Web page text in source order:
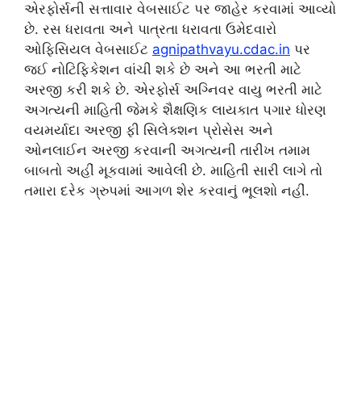
એરફોર્સની સત્તાવાર વેબસાઈટ પર જાહેર કરવામાં આવ્યો
છે. રસ ધરાવતા અને પાત્રતા ધરાવતા ઉમેદવારો
ઓફિસિયલ વેબસાઈટ agnipathvayu.cdac.in પર
જઈ નોટિફિકેશન વાંચી શકે છે અને આ ભરતી માટે
અરજી કરી શકે છે. એરફોર્સ અગ્નિવર વાયુ ભરતી માટે
અગત્યની માહિતી જેમકે શૈક્ષણિક લાયકાત પગાર ધોરણ
વયમર્યાદા અરજી ફી સિલેક્શન પ્રોસેસ અને
ઓનલાઈન અરજી કરવાની અગત્યની તારીખ તમામ
બાબતો અહીં મૂકવામાં આવેલી છે. માહિતી સારી લાગે તો
તમારા દરેક ગ્રુપમાં આગળ શેર કરવાનું ભૂલશો નહીં.